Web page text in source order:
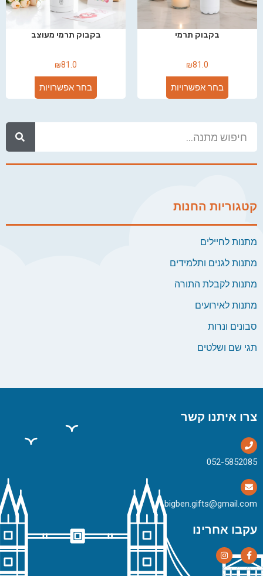
קטגוריות החנות
מתנות לחיילים
מתנות לגנים ותלמידים
מתנות לקבלת התורה
מתנות לאירועים
סבונים ונרות
תגי שם ושלטים
בקבוק תרמי
₪81.0
בחר אפשרויות
בקבוק תרמי מעוצב
₪81.0
בחר אפשרויות
צרו איתנו קשר
bigben.gifts@gmail.com
עקבו אחרינו